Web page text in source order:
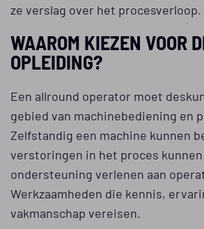
ze verslag over het procesverloop.
WAAROM KIEZEN VOOR
OPLEIDING?
Een allround operator moet
gebied van machinebediening en
Zelfstandig een machine kunnen
verstoringen in het proces
ondersteuning verlenen aan
Werkzaamheden die kennis,
vakmanschap vereisen.